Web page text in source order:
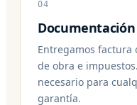
04
Entregamos factura
de obra e
necesario para
garantía.